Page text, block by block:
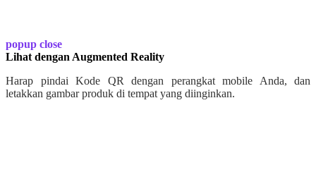
popup close
Lihat dengan Augmented Reality
Harap pindai Kode QR dengan perangkat mobile Anda, dan
letakkan gambar produk di tempat yang diinginkan.